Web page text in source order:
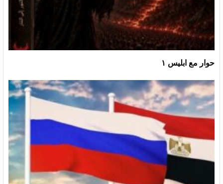
حوار مع ابليس ١